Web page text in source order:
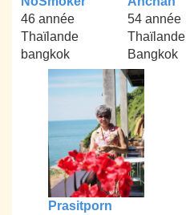
46 année
Thaïlande
bangkok
54 année
Thaïlande
Bangkok
Prasitporn